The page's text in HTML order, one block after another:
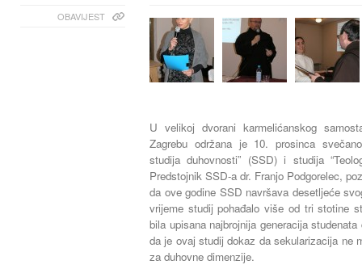
OBAVIJEST
U velikoj dvorani karmelićanskog
Zagrebu održana je 10. prosinca
studija duhovnosti” (SSD) i studija
Predstojnik SSD-a dr. Franjo Podgorelec,
da ove godine SSD navršava desetljeće
vrijeme studij pohađalo više od tri stotine
bila upisana najbrojnija generacija
da je ovaj studij dokaz da sekularizacija ne
za duhovne dimenzije.